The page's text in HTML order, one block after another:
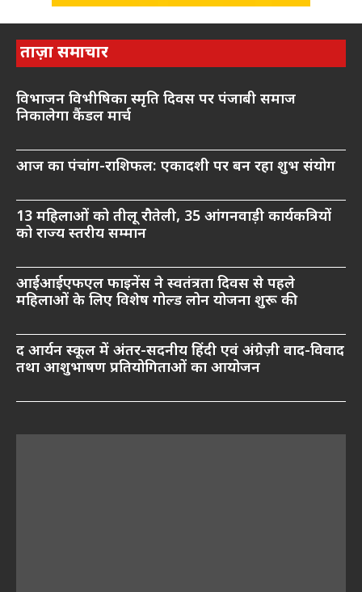
ताज़ा समाचार
विभाजन विभीषिका स्मृति दिवस पर पंजाबी समाज
निकालेगा कैंडल मार्च
आज का पंचांग-राशिफल: एकादशी पर बन रहा शुभ संयोग
13 महिलाओं को तीलू रौतेली, 35 आंगनवाड़ी कार्यकत्रियों
को राज्य स्तरीय सम्मान
आईआईएफएल फाइनेंस ने स्वतंत्रता दिवस से पहले
महिलाओं के लिए विशेष गोल्ड लोन योजना शुरू की
द आर्यन स्कूल में अंतर-सदनीय हिंदी एवं अंग्रेज़ी वाद-विवाद
तथा आशुभाषण प्रतियोगिताओं का आयोजन